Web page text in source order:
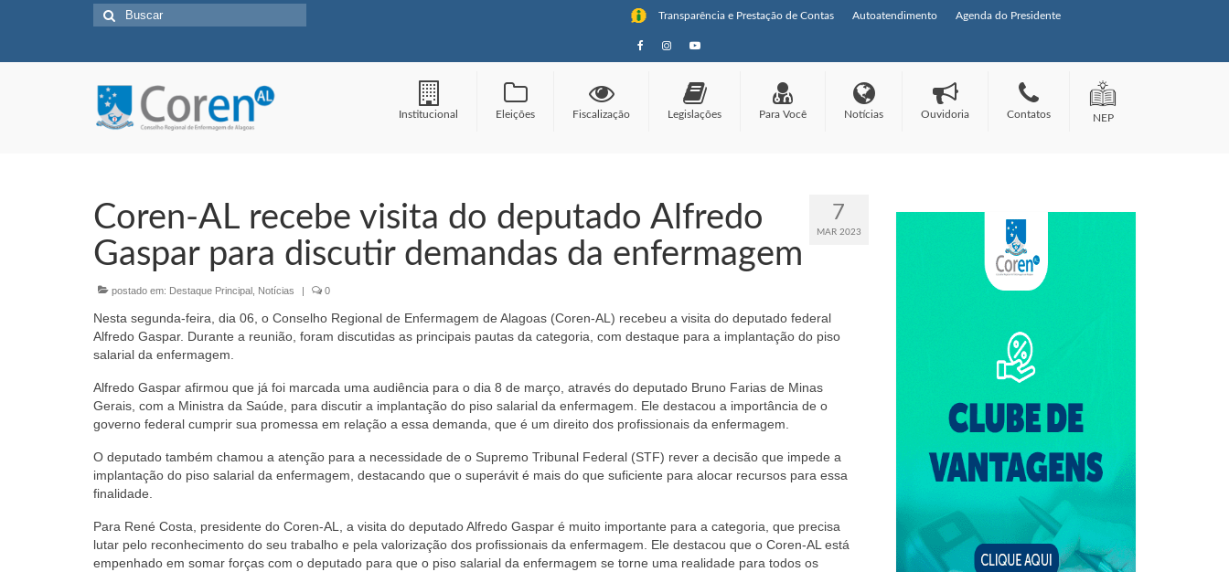
Transparência e Prestação de Contas Autoatendimento Agenda do Presidente
Buscar
por:
Institucional Eleições Fiscalização Legislações Para Você Notícias Ouvidoria Contatos NEP
7
MAR 2023
Coren-AL recebe visita do deputado Alfredo
Gaspar para discutir demandas da enfermagem
postado em: Destaque Principal Notícias | 0
Nesta segunda-feira, dia 06, o Conselho Regional de Enfermagem de Alagoas (Coren-AL) recebeu a visita do deputado federal
Alfredo Gaspar. Durante a reunião, foram discutidas as principais pautas da categoria, com destaque para a implantação do piso
salarial da enfermagem.
Alfredo Gaspar afirmou que já foi marcada uma audiência para o dia 8 de março, através do deputado Bruno Farias de Minas
Gerais, com a Ministra da Saúde, para discutir a implantação do piso salarial da enfermagem. Ele destacou a importância de o
governo federal cumprir sua promessa em relação a essa demanda, que é um direito dos profissionais da enfermagem.
O deputado também chamou a atenção para a necessidade de o Supremo Tribunal Federal (STF) rever a decisão que impede a
implantação do piso salarial da enfermagem, destacando que o superávit é mais do que suficiente para alocar recursos para essa
finalidade.
Para René Costa, presidente do Coren-AL, a visita do deputado Alfredo Gaspar é muito importante para a categoria, que precisa
lutar pelo reconhecimento do seu trabalho e pela valorização dos profissionais da enfermagem. Ele destacou que o Coren-AL está
empenhado em somar forças com o deputado para que o piso salarial da enfermagem se torne uma realidade para todos os